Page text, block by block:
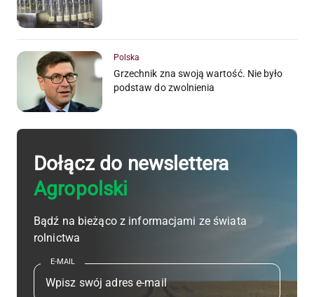
Polska
Grzechnik zna swoją wartość. Nie było
podstaw do zwolnienia
Dołącz do newslettera
Agropolski
Bądź na bieżąco z informacjami ze świata
rolnictwa
E-MAIL